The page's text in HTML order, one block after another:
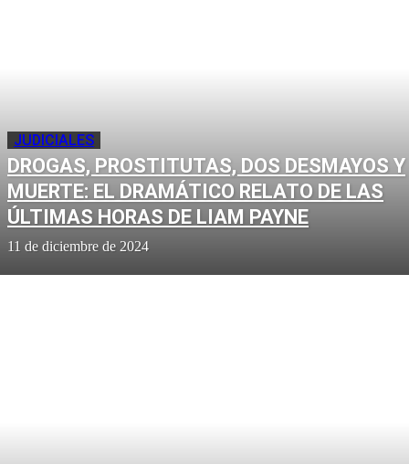
JUDICIALES
DROGAS, PROSTITUTAS, DOS DESMAYOS Y
MUERTE: EL DRAMÁTICO RELATO DE LAS
ÚLTIMAS HORAS DE LIAM PAYNE
11 de diciembre de 2024